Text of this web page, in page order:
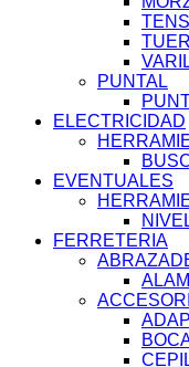
PUNTAL
ELECTRICIDAD
EVENTUALES
FERRETERIA